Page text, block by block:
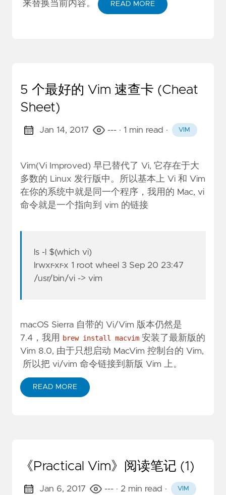
来替换当前内容。 READ MORE
5 个最好的 Vim 速查卡 (Cheat
Sheet)
Jan 14, 2017 --- · 1 min read · VIM
Vim(Vi Improved) 早已替代了 Vi, 它存在于大
多数的 Linux 发行版中。所以基本上 Vi 和 Vim
在你的系统中就是同一个程序，我用的 Mac, vi
命令就是一个指向到 vim 的链接
ls -l $(which vi)
lrwxr-xr-x 1 root wheel 3 Sep 20 23:47
/usr/bin/vi -> vim
macOS Sierra 自带的 Vi/Vim 版本仍然是
7.4，我用
brew install macvim 安装了最新版的
Vim 8.0, 由于只想启动 MacVim 控制台的 Vim,
所以把 vi/vim 命令链接到新版 Vim 上。
READ MORE
《Practical Vim》阅读笔记 (1)
Jan 6, 2017 --- · 2 min read · VIM